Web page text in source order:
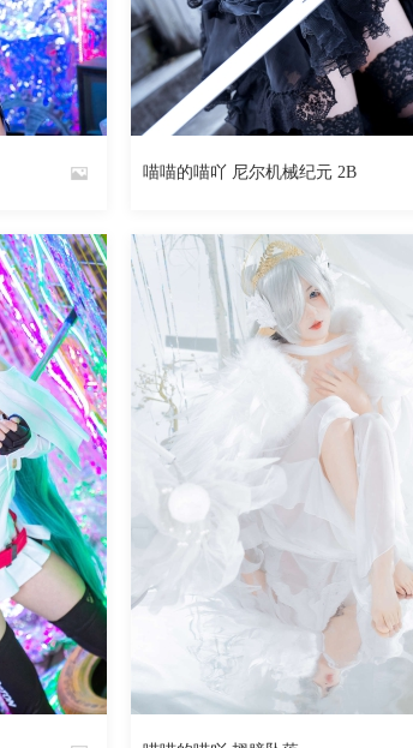
阅读 0 回复
阅读 0 回复
976 阅读
魅丝社
965 阅读
喵喵的喵吖 尼尔机械纪元 2B